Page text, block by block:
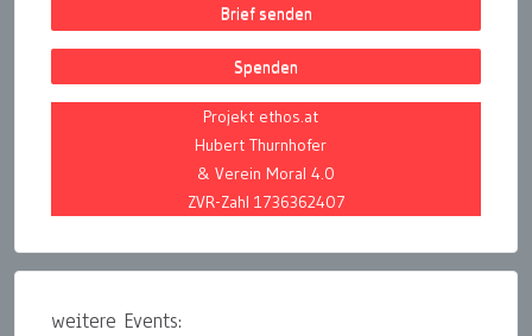
Brief senden
Spenden
Projekt ethos.at
Hubert Thurnhofer
& Verein Moral 4.0
ZVR-Zahl 1736362407
weitere Events: